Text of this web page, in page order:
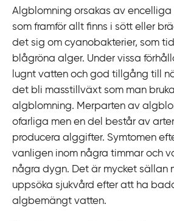
Algblomning orsakas av encelliga
som framför allt finns i sött eller
det sig om cyanobakterier, som
blågröna alger. Under vissa
lugnt vatten och god tillgång till
det bli masstillväxt som man
algblomning. Merparten av
ofarliga men en del består av
producera alggifter. Symtomen
vanligen inom några timmar och
några dygn. Det är mycket sällan
uppsöka sjukvård efter att ha
algbemängt vatten.